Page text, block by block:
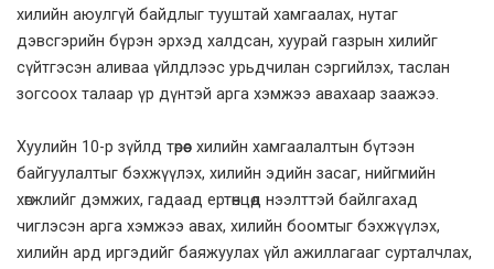
хилийн аюулгүй байдлыг тууштай хамгаалах, нутаг
дэвсгэрийн бүрэн эрхэд халдсан, хуурай газрын хилийг
сүйтгэсэн аливаа үйлдлээс урьдчилан сэргийлэх, таслан
зогсоох талаар үр дүнтэй арга хэмжээ авахаар заажээ.
Хуулийн 10-р зүйлд төрөөс хилийн хамгаалалтын бүтээн
байгуулалтыг бэхжүүлэх, хилийн эдийн засаг, нийгмийн
хөгжлийг дэмжих, гадаад ертөнцөд нээлттэй байлгахад
чиглэсэн арга хэмжээ авах, хилийн боомтыг бэхжүүлэх,
хилийн ард иргэдийг баяжуулах үйл ажиллагааг сурталчлах,